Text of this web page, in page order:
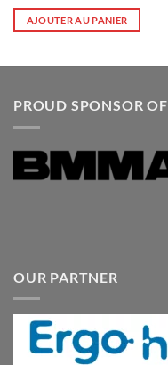
AJOUTER AU PANIER
PROUD SPONSOR OF
OUR PARTNER